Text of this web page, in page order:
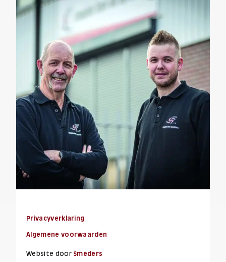
Privacyverklaring
Algemene voorwaarden
Website door Smeders